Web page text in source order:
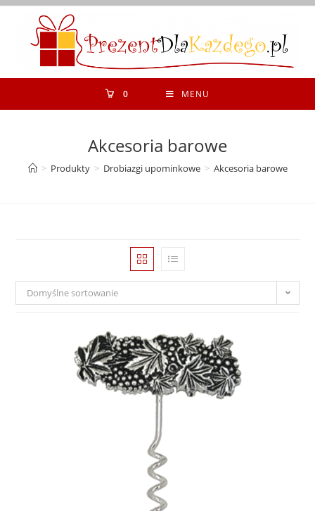
Koniec
0 MENU
Akcesoria barowe
> Produkty > Drobiazgi upominkowe > Akcesoria barowe
Domyślne sortowanie